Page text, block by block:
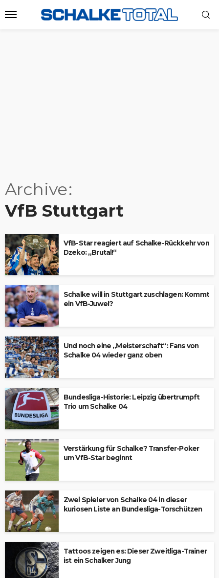
Archive
VfB Stuttgart
VfB-Star reagiert auf Schalke-Rückkehr von
Dzeko: „Brutal!“
Schalke will in Stuttgart zuschlagen: Kommt
ein VfB-Juwel?
Und noch eine „Meisterschaft“: Fans von
Schalke 04 wieder ganz oben
Bundesliga-Historie: Leipzig übertrumpft
Trio um Schalke 04
Verstärkung für Schalke? Transfer-Poker
um VfB-Star beginnt
Zwei Spieler von Schalke 04 in dieser
kuriosen Liste an Bundesliga-Torschützen
Tattoos zeigen es: Dieser Zweitliga-Trainer
ist ein Schalker Jung